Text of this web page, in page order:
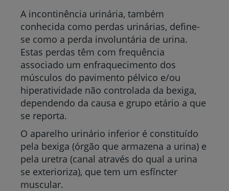
A incontinência urinária, também
conhecida como perdas urinárias, define-
se como a perda involuntária de urina.
Estas perdas têm com frequência
associado um enfraquecimento dos
músculos do pavimento pélvico e/ou
hiperatividade não controlada da bexiga,
dependendo da causa e grupo etário a que
se reporta.
O aparelho urinário inferior é constituído
pela bexiga (órgão que armazena a urina) e
pela uretra (canal através do qual a urina
se exterioriza), que tem um esfíncter
muscular.